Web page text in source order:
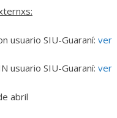
usuario SIU-Guaraní: ver
usuario SIU-Guaraní: ver
abril